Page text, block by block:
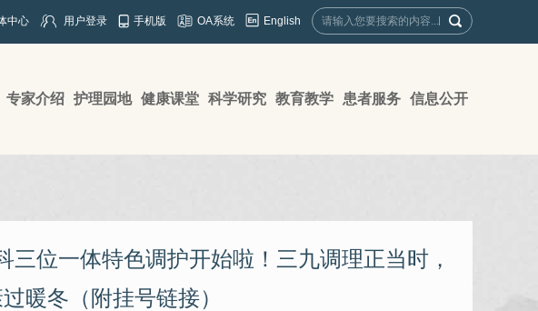
中心 用户登录 手机版 OA系统 English
专家介绍 护理园地 健康课堂 科学研究 教育教学 患者服务 信息公开
位一体特色调护开始啦！三九调理正当时，
暖冬（附挂号链接）